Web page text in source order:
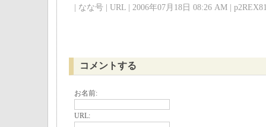
| なな号 | URL | 2006年07月18日 08:26 AM |
コメントする
お名前:
URL: